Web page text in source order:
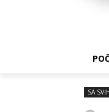
SA